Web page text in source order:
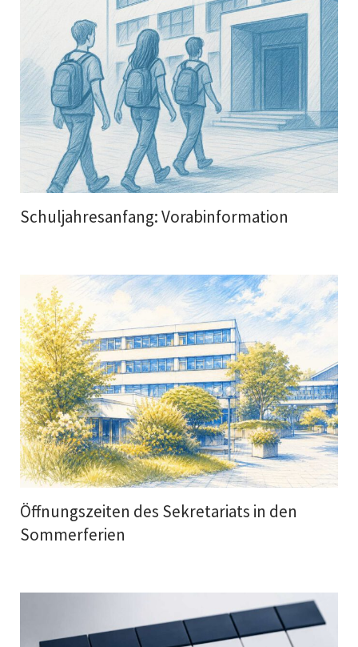
Schuljahresanfang: Vorabinformation
Öffnungszeiten des Sekretariats in den
Sommerferien